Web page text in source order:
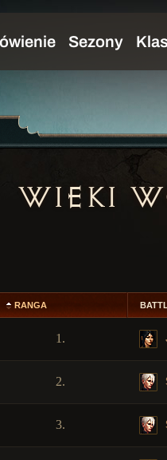
WIEKI
RANGA
1.
2.
3.